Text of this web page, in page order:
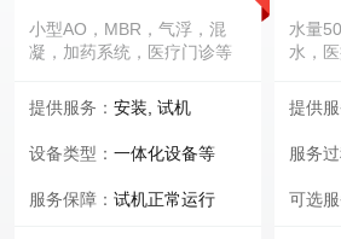
小型AO，MBR，气浮，混
凝，加药系统，医疗门诊等
提供服务： 安装, 试机
设备类型： 一体化设备等
服务保障： 试机正常运行
水量
水，
提供服
服务过
可选服